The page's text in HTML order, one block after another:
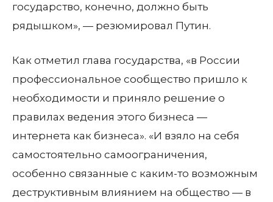
государство, конечно, должно быть
рядышком», — резюмировал Путин.
Как отметил глава государства, «в России
профессиональное сообщество пришло к
необходимости и приняло решение о
правилах ведения этого бизнеса —
интернета как бизнеса». «И взяло на себя
самостоятельно самоограничения,
особенно связанные с каким-то возможным
деструктивным влиянием на общество — в